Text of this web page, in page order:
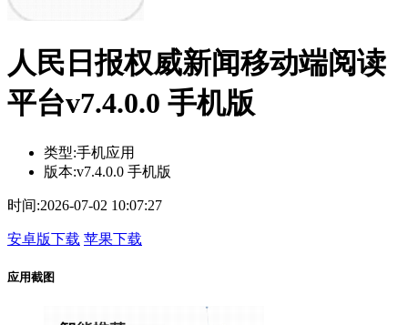
人民日报权威新闻移动端阅读
平台v7.4.0.0 手机版
类型:手机应用
版本:v7.4.0.0 手机版
时间:2026-07-02 10:07:27
安卓版下载 苹果下载
应用截图